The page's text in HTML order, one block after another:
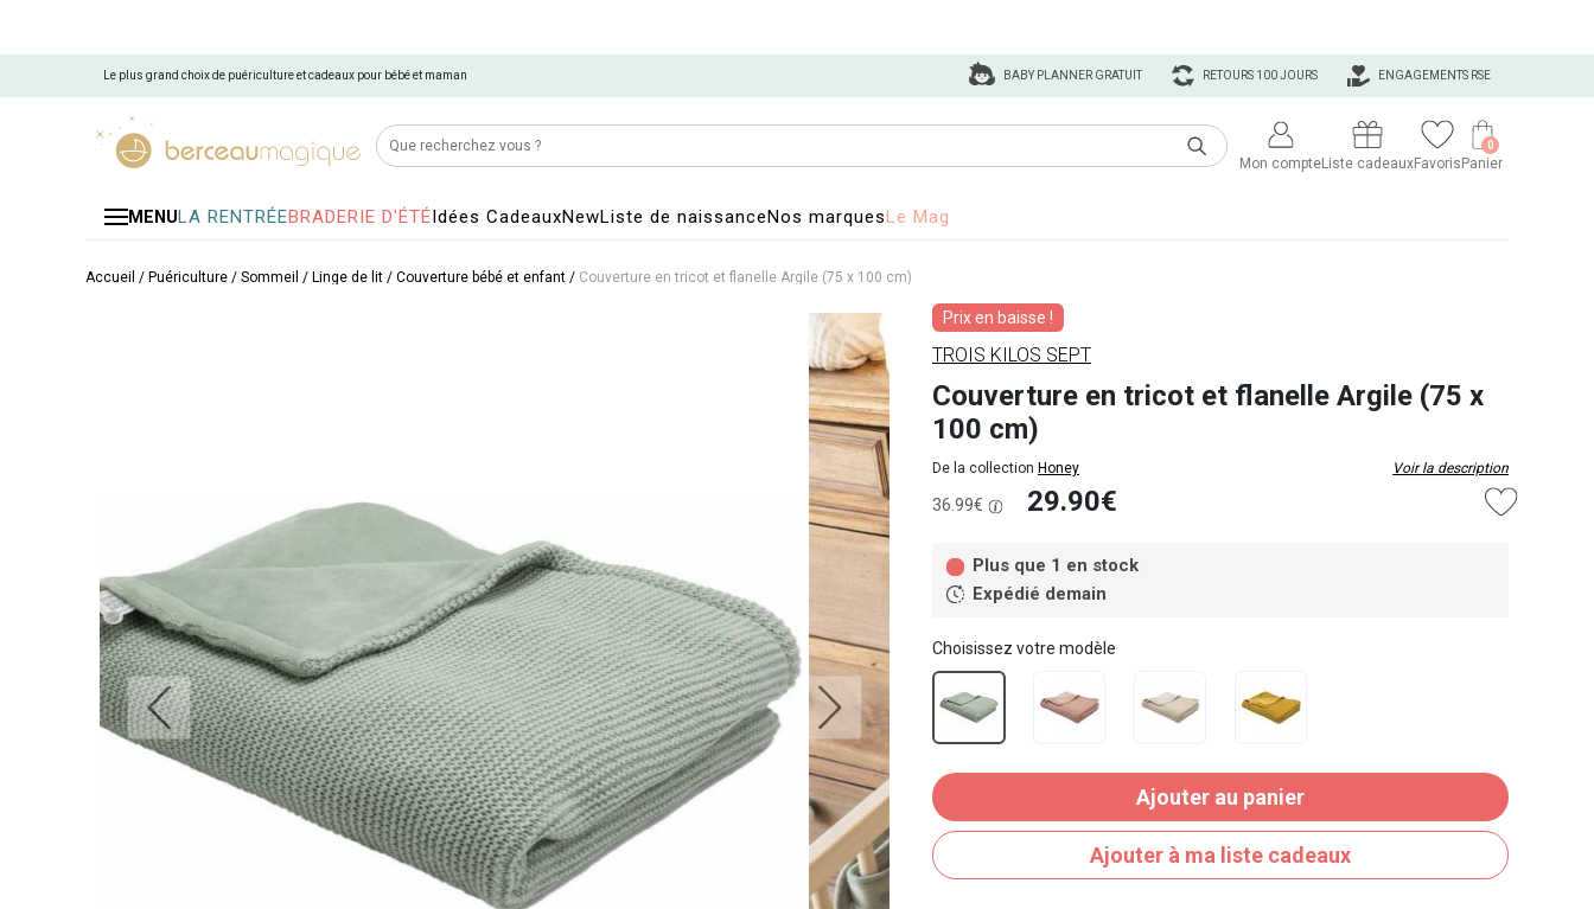
Le plus grand choix de puériculture et cadeaux pour bébé et maman ENGAGEMENTS RSE
RETOURS 100 JOURS
BABY PLANNER GRATUIT
Mon compteListe cadeauxFavoris Panier
0
MENULA RENTRÉEBRADERIE D'ÉTÉIdées CadeauxNewListe de naissanceNos marquesLe Mag
Accueil / Puériculture / Sommeil / Linge de lit / Couverture bébé et enfant / Couverture en tricot et flanelle Argile (75 x 100 cm)
Prix en baisse !
TROIS KILOS SEPT
Couverture en tricot et flanelle Argile (75 x
100 cm)
De la collection Honey Voir la description
36.99€ 29.90€
Plus que 1 en stock
Expédié demain
Choisissez votre modèle
Ajouter au panier
Ajouter à ma liste cadeaux